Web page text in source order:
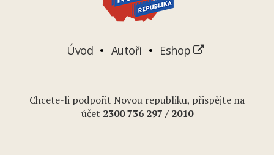
Úvod Autoři Eshop
Chcete-li podpořit Novou republiku, přispějte na
účet 2300 736 297 / 2010